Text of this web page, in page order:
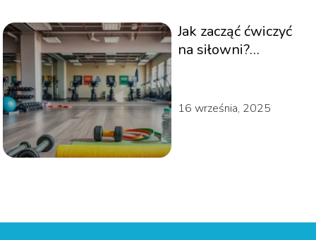
Jak zacząć ćwiczyć
na siłowni?
16 września, 2025